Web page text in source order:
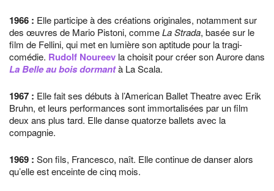
1966 : Elle participe à des créations originales, notamment sur
des œuvres de Mario Pistoni, commeLa Strada, basée sur le
film de Fellini, qui met en lumière son aptitude pour la tragi-
comédie. Rudolf Noureev la choisit pour créer son Aurore dans
La Belle au bois dormantà La Scala.
1967 : Elle fait ses débuts à l’American Ballet Theatre avec Erik
Bruhn, et leurs performances sont immortalisées par un film
deux ans plus tard. Elle danse quatorze ballets avec la
compagnie.
1969 : Son fils, Francesco, naît. Elle continue de danser alors
qu’elle est enceinte de cinq mois.